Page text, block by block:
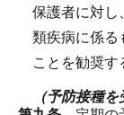
保護者に対し
類疾病に係る
ことを勧奨す
（予防接種